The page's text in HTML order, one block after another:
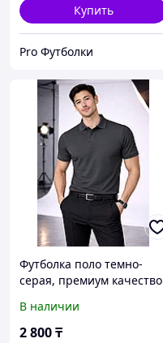
Купить
Pro Футболки
Футболка поло темно-
серая, премиум качество
В наличии
2 800₸